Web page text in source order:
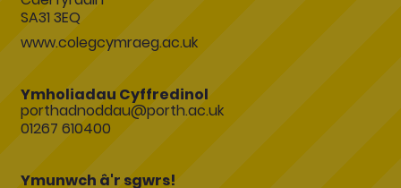
SA31 3EQ
www.colegcymraeg.ac.uk
Ymholiadau Cyffredinol
porthadnoddau@porth.ac.uk
01267 610400
Ymunwch â'r sgwrs!